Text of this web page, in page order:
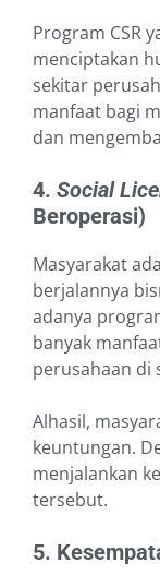
Program CSR
menciptakan
sekitar
manfaat bagi
dan
4. Social
Beroperasi)
Masyarakat
berjalannya
adanya
banyak
perusahaan di
Alhasil,
keuntungan.
menjalankan
tersebut.
5.